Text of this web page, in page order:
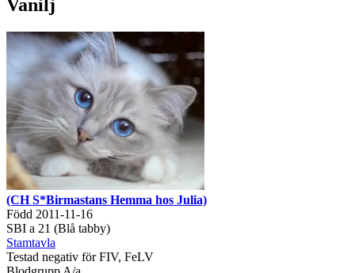
Vanilj
(CH S*Birmastans Hemma hos Julia)
Född 2011-11-16
SBI a 21 (Blå tabby)
Stamtavla
Testad negativ för FIV, FeLV